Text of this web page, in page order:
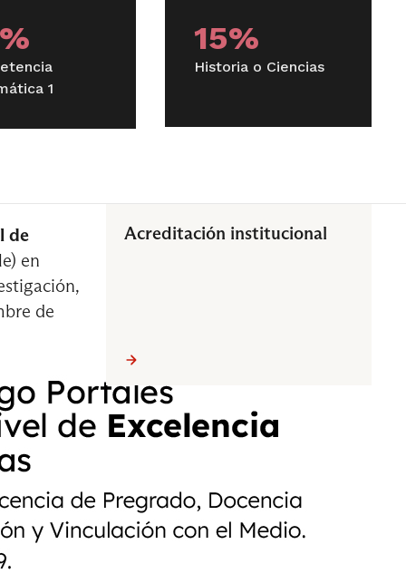
Curso de Formación General
Sociología de las Desigualdades
Diseño de Investigación
Cuantitativa
1
15%
Historia o Ciencias
de
en
de
Acreditación institucional